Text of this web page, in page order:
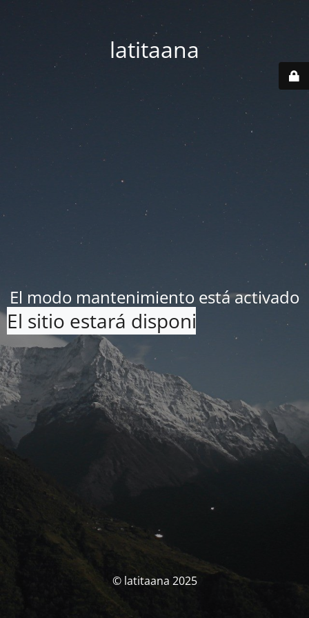
latitaana
El modo mantenimiento está activado
El sitio estará disponible pronto.
© latitaana 2025